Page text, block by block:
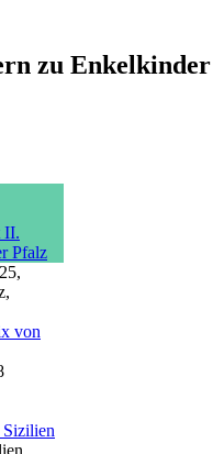
zu Enkelkinder
II.
Pfalz
von